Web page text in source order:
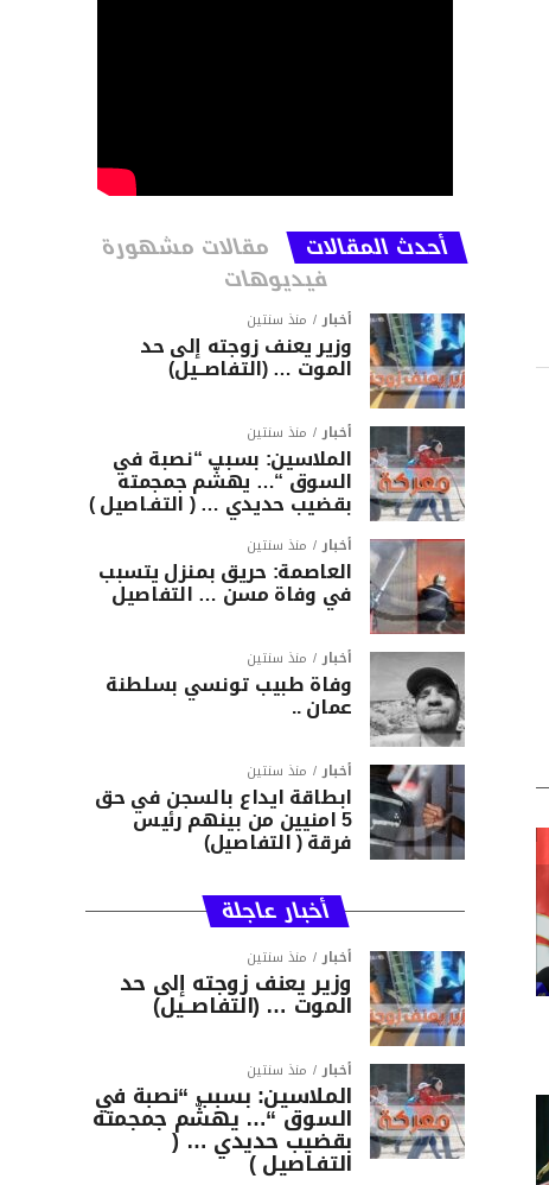
أحدث المقالات مقالات مشهورة
فيديوهات
أخبار منذ سنتين
وزير يعنف زوجته إلى حد
الموت … (التفاصــيل)
أخبار منذ سنتين
الملاسين: بسبب “نصبة في
السوق “… يهشّم جمجمته
بقضيب حديدي … ( التفـاصيل )
أخبار منذ سنتين
العاصمة: حريق بمنزل يتسبب
في وفاة مسن … التفاصيل
أخبار منذ سنتين
وفاة طبيب تونسي بسلطنة
عمان ..
أخبار منذ سنتين
ابطاقة ايداع بالسجن في حق
5 امنيين من بينهم رئيس
فرقة ( التفاصيل)
أخبار عاجلة
أخبار منذ سنتين
وزير يعنف زوجته إلى حد
الموت … (التفاصــيل)
أخبار منذ سنتين
الملاسين: بسبب “نصبة في
السوق “… يهشّم جمجمته
بقضيب حديدي … (
التفـاصيل )